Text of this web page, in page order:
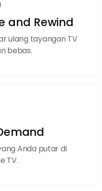
and Rewind
ulang tayangan TV
bebas.
Anda putar di
TV.